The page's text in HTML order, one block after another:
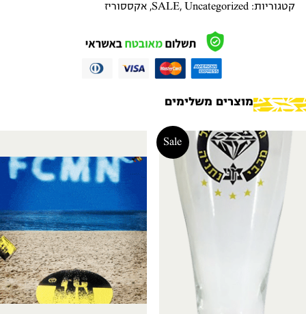
קטגוריות: SALE, Uncategorized
, אקססוריז
מוצרים משלימים
Sale